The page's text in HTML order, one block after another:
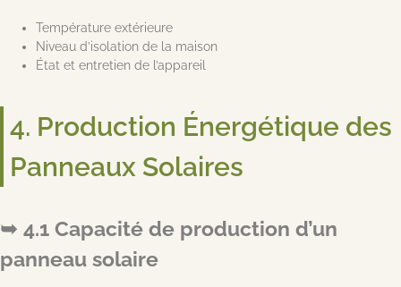
Température extérieure
Niveau d’isolation de la maison
État et entretien de l’appareil
4. Production Énergétique des
Panneaux Solaires
4.1 Capacité de production d’un
panneau solaire